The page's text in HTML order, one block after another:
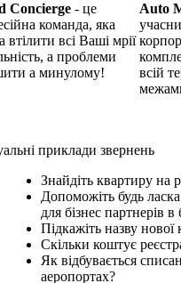
Concierge - це
команда, яка
втілити всі Ваші мрії
а проблеми
а минулому!
Auto
всій
приклади звернень
Знайдіть квартиру на
Допоможіть будь
для бізнес партнерів в
Підкажіть назву
Скільки коштує
Як відбувається
аеропортах?